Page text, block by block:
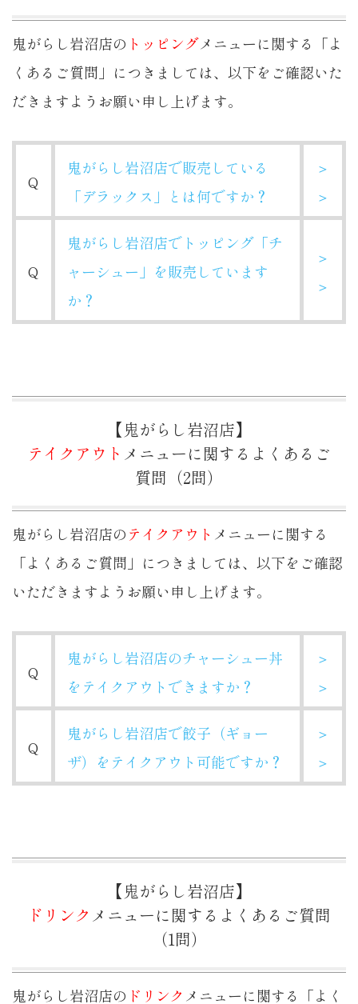
鬼がらし岩沼店の トッピングメニューに関する「よ
くあるご質問」につきましては、以下をご確認いた
だきますようお願い申し上げます。
Q
鬼がらし岩沼店で販売している
「デラックス」とは何ですか？
＞
＞
Q
鬼がらし岩沼店でトッピング「チ
ャーシュー」を販売しています
か？
＞
＞
【鬼がらし岩沼店】
テイクアウト メニューに関するよくあるご
質問（2問）
鬼がらし岩沼店のテイクアウト メニューに関する
「よくあるご質問」につきましては、以下をご確認
いただきますようお願い申し上げます。
Q
鬼がらし岩沼店のチャーシュー丼
をテイクアウトできますか？
＞
＞
Q
鬼がらし岩沼店で餃子（ギョー
ザ）をテイクアウト可能ですか？
＞
＞
【鬼がらし岩沼店】
ドリンク メニューに関するよくあるご質問
（1問）
鬼がらし岩沼店の ドリンク メニューに関する「よく